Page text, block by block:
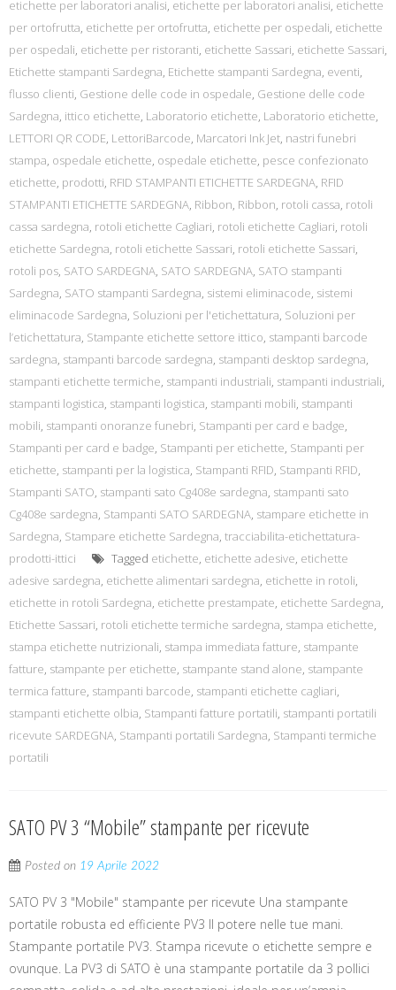
etichette per laboratori analisi, etichette per laboratori analisi, etichette
per ortofrutta, etichette per ortofrutta, etichette per ospedali, etichette
per ospedali, etichette per ristoranti, etichette Sassari, etichette Sassari,
Etichette stampanti Sardegna, Etichette stampanti Sardegna, eventi,
flusso clienti, Gestione delle code in ospedale, Gestione delle code
Sardegna, ittico etichette, Laboratorio etichette, Laboratorio etichette,
LETTORI QR CODE, LettoriBarcode, Marcatori Ink Jet, nastri funebri
stampa, ospedale etichette, ospedale etichette, pesce confezionato
etichette, prodotti, RFID STAMPANTI ETICHETTE SARDEGNA, RFID
STAMPANTI ETICHETTE SARDEGNA, Ribbon, Ribbon, rotoli cassa, rotoli
cassa sardegna, rotoli etichette Cagliari, rotoli etichette Cagliari, rotoli
etichette Sardegna, rotoli etichette Sassari, rotoli etichette Sassari,
rotoli pos, SATO SARDEGNA, SATO SARDEGNA, SATO stampanti
Sardegna, SATO stampanti Sardegna, sistemi eliminacode, sistemi
eliminacode Sardegna, Soluzioni per l'etichettatura, Soluzioni per
l’etichettatura, Stampante etichette settore ittico, stampanti barcode
sardegna, stampanti barcode sardegna, stampanti desktop sardegna,
stampanti etichette termiche, stampanti industriali, stampanti industriali,
stampanti logistica, stampanti logistica, stampanti mobili, stampanti
mobili, stampanti onoranze funebri, Stampanti per card e badge,
Stampanti per card e badge, Stampanti per etichette, Stampanti per
etichette, stampanti per la logistica, Stampanti RFID, Stampanti RFID,
Stampanti SATO, stampanti sato Cg408e sardegna, stampanti sato
Cg408e sardegna, Stampanti SATO SARDEGNA, stampare etichette in
Sardegna, Stampare etichette Sardegna, tracciabilita-etichettatura-
prodotti-ittici
Tagged etichette, etichette adesive, etichette
adesive sardegna, etichette alimentari sardegna, etichette in rotoli,
etichette in rotoli Sardegna, etichette prestampate, etichette Sardegna,
Etichette Sassari, rotoli etichette termiche sardegna, stampa etichette,
stampa etichette nutrizionali, stampa immediata fatture, stampante
fatture, stampante per etichette, stampante stand alone, stampante
termica fatture, stampanti barcode, stampanti etichette cagliari,
stampanti etichette olbia, Stampanti fatture portatili, stampanti portatili
ricevute SARDEGNA, Stampanti portatili Sardegna, Stampanti termiche
portatili
SATO PV 3 “Mobile” stampante per ricevute
Posted on 19 Aprile 2022
SATO PV 3 "Mobile" stampante per ricevute Una stampante
portatile robusta ed efficiente PV3 Il potere nelle tue mani.
Stampante portatile PV3. Stampa ricevute o etichette sempre e
ovunque. La PV3 di SATO è una stampante portatile da 3 pollici